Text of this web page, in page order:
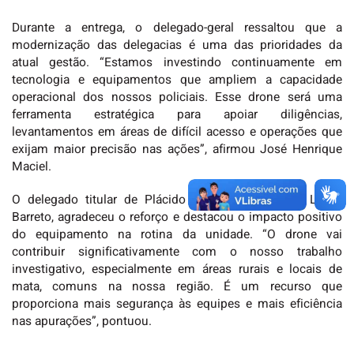
Durante a entrega, o delegado-geral ressaltou que a
modernização das delegacias é uma das prioridades da
atual gestão. “Estamos investindo continuamente em
tecnologia e equipamentos que ampliem a capacidade
operacional dos nossos policiais. Esse drone será uma
ferramenta estratégica para apoiar diligências,
levantamentos em áreas de difícil acesso e operações que
exijam maior precisão nas ações”, afirmou José Henrique
Maciel.
O delegado titular de Plácido de Castro, Leandro Lucas
Barreto, agradeceu o reforço e destacou o impacto positivo
do equipamento na rotina da unidade. “O drone vai
contribuir significativamente com o nosso trabalho
investigativo, especialmente em áreas rurais e locais de
mata, comuns na nossa região. É um recurso que
proporciona mais segurança às equipes e mais eficiência
nas apurações”, pontuou.